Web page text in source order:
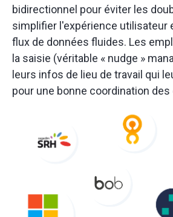
bidirectionnel pour éviter les
simplifier l'expérience utilisateur
flux de données fluides. Les
la saisie (véritable « nudge »
leurs infos de lieu de travail qui
pour une bonne coordination des